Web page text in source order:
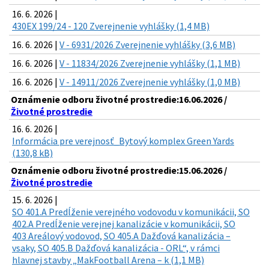
16. 6. 2026 |
430EX 199/24 - 120 Zverejnenie vyhlášky (1,4 MB)
16. 6. 2026 | V - 6931/2026 Zverejnenie vyhlášky (3,6 MB)
16. 6. 2026 | V - 11834/2026 Zverejnenie vyhlášky (1,1 MB)
16. 6. 2026 | V - 14911/2026 Zverejnenie vyhlášky (1,0 MB)
Oznámenie odboru životné prostredie:16.06.2026 /
Životné prostredie
16. 6. 2026 |
Informácia pre verejnosť_Bytový komplex Green Yards
(130,8 kB)
Oznámenie odboru životné prostredie:15.06.2026 /
Životné prostredie
15. 6. 2026 |
SO 401.A Predĺženie verejného vodovodu v komunikácii, SO
402.A Predĺženie verejnej kanalizácie v komunikácii, SO
403 Areálový vodovod, SO 405.A Dažďová kanalizácia –
vsaky, SO 405.B Dažďová kanalizácia - ORL“, v rámci
hlavnej stavby „MakFootball Arena – k (1,1 MB)